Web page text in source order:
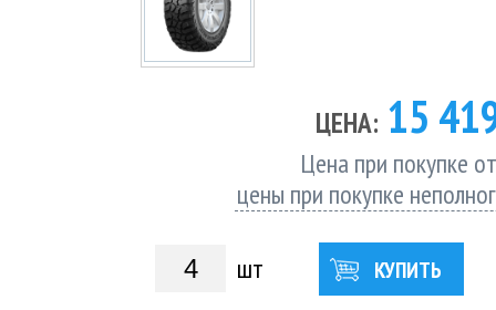
ЦЕНА: 15
Цена при покупке
цены при покупке
шт КУПИТЬ